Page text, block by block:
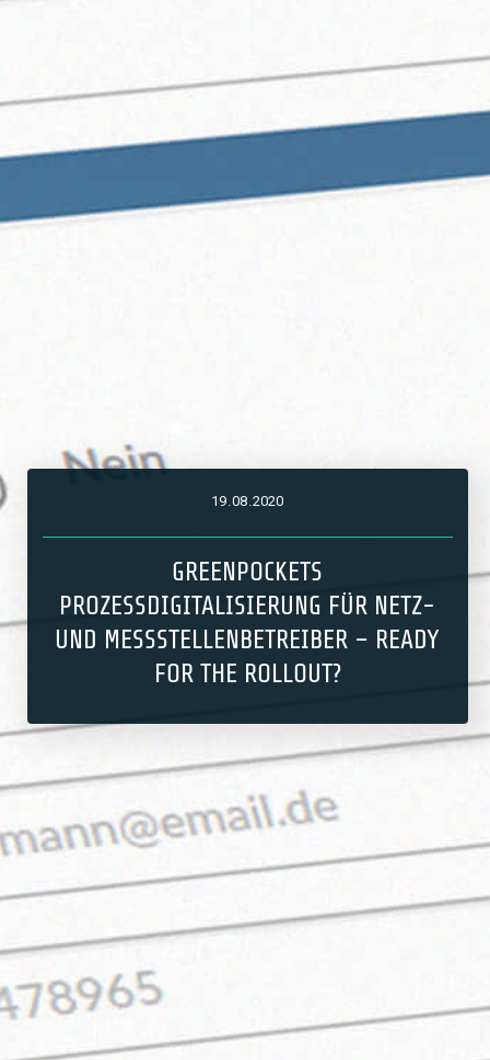
19 08 2020
GREENPOCKETS
PROZESSDIGITALISIERUNG FÜR NETZ-
UND MESSSTELLENBETREIBER – READY
FOR THE ROLLOUT?